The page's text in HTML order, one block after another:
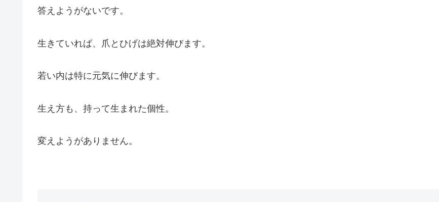
答えようがないです。
生きていれば、爪とひげは絶対伸びます。
若い内は特に元気に伸びます。
生え方も、持って生まれた個性。
変えようがありません。